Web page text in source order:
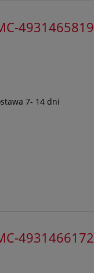
4931465819
7- 14 dni
4931466172